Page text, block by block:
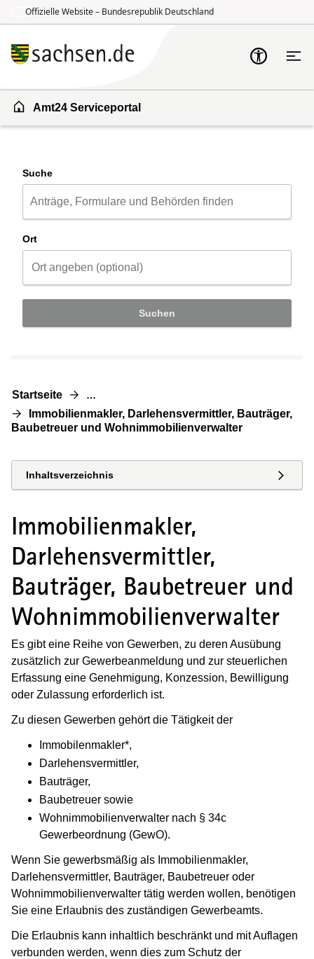
Offizielle Website – Bundesrepublik Deutschland
Amt24 Serviceportal
Suche
Ort
Suchen
Startseite …
Immobilienmakler, Darlehensvermittler, Bauträger,
Baubetreuer und Wohnimmobilienverwalter
Inhaltsverzeichnis
Immobilienmakler,
Darlehensvermittler,
Bauträger, Baubetreuer und
Wohnimmobilienverwalter
Es gibt eine Reihe von Gewerben, zu deren Ausübung
zusätzlich zur Gewerbeanmeldung und zur steuerlichen
Erfassung eine Genehmigung, Konzession, Bewilligung
oder Zulassung erforderlich ist.
Zu diesen Gewerben gehört die Tätigkeit der
Immobilenmakler*,
Darlehensvermittler,
Bauträger,
Baubetreuer sowie
Wohnimmobilienverwalter nach § 34c
Gewerbeordnung (GewO).
Wenn Sie gewerbsmäßig als Immobilienmakler,
Darlehensvermittler, Bauträger, Baubetreuer oder
Wohnimmobilienverwalter tätig werden wollen, benötigen
Sie eine Erlaubnis des zuständigen Gewerbeamts.
Die Erlaubnis kann inhaltlich beschränkt und mit Auflagen
verbunden werden, wenn dies zum Schutz der